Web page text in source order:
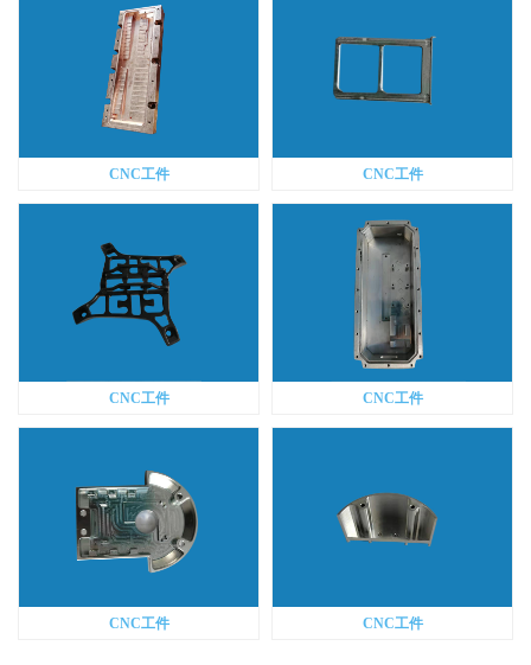
CNC工件 CNC工件
CNC工件 CNC工件
CNC工件 CNC工件